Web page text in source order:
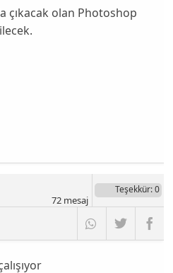
çıkacak olan Photoshop
Teşekkür: 0
72mesaj